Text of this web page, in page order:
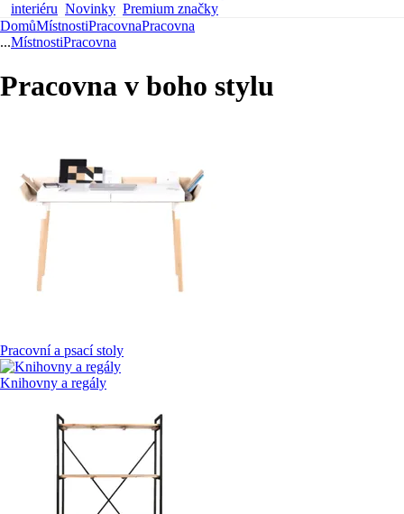
interiéru Novinky Premium značky
DomůMístnostiPracovnaPracovna
...MístnostiPracovna
Pracovna v boho stylu
Pracovní a psací stoly
Knihovny a regály